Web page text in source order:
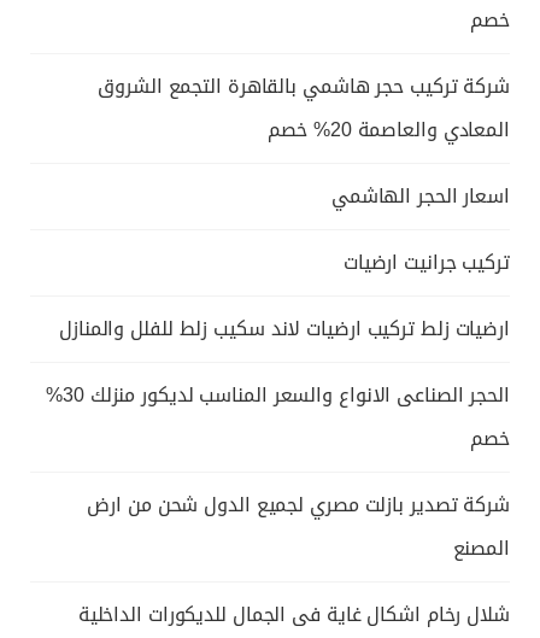
خصم
شركة تركيب حجر هاشمي بالقاهرة التجمع الشروق
المعادي والعاصمة 20% خصم
اسعار الحجر الهاشمي
تركيب جرانيت ارضيات
ارضيات زلط تركيب ارضيات لاند سكيب زلط للفلل والمنازل
الحجر الصناعى الانواع والسعر المناسب لديكور منزلك 30%
خصم
شركة تصدير بازلت مصري لجميع الدول شحن من ارض
المصنع
شلال رخام اشكال غاية فى الجمال للديكورات الداخلية